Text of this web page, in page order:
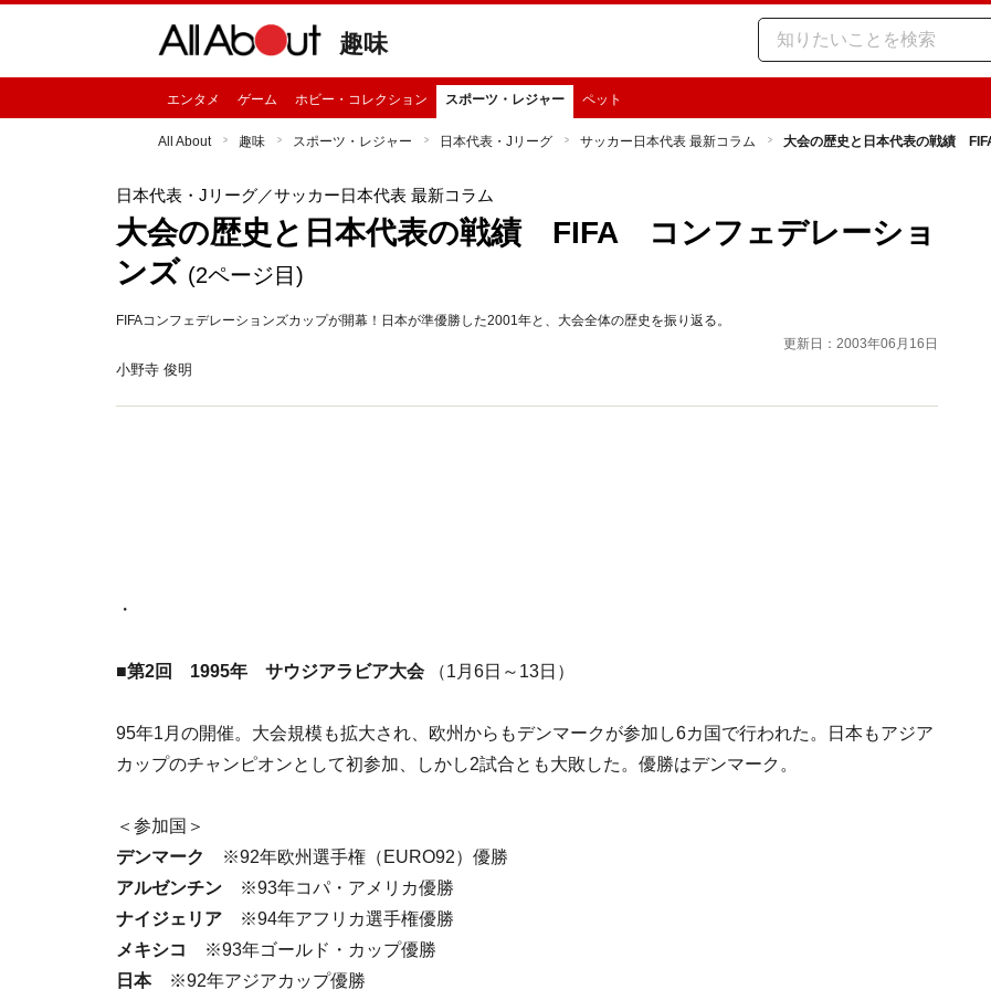
趣味
エンタメ ゲーム ホビー・コレクション スポーツ・レジャー ペット
All About 趣味 スポーツ・レジャー 日本代表・Jリーグ サッカー日本代表 最新コラム 大会の歴史と日本代表の戦績
日本代表・Jリーグ／サッカー日本代表 最新コラム
大会の歴史と日本代表の戦績 FIFA コンフェデレーショ
ンズ (2ページ目)
FIFAコンフェデレーションズカップが開幕！日本が準優勝した2001年と、大会全体の歴史を振り返る。
更新日：2003年06月16日
小野寺 俊明
・
■第2回 1995年 サウジアラビア大会 （1月6日～13日）
95年1月の開催。大会規模も拡大され、欧州からもデンマークが参加し6カ国で行われた。日本もアジア
カップのチャンピオンとして初参加、しかし2試合とも大敗した。優勝はデンマーク。
＜参加国＞
デンマーク
※92年欧州選手権（EURO92）優勝
アルゼンチン ※93年コパ・アメリカ優勝
ナイジェリア ※94年アフリカ選手権優勝
メキシコ
※93年ゴールド・カップ優勝
日本※92年アジアカップ優勝